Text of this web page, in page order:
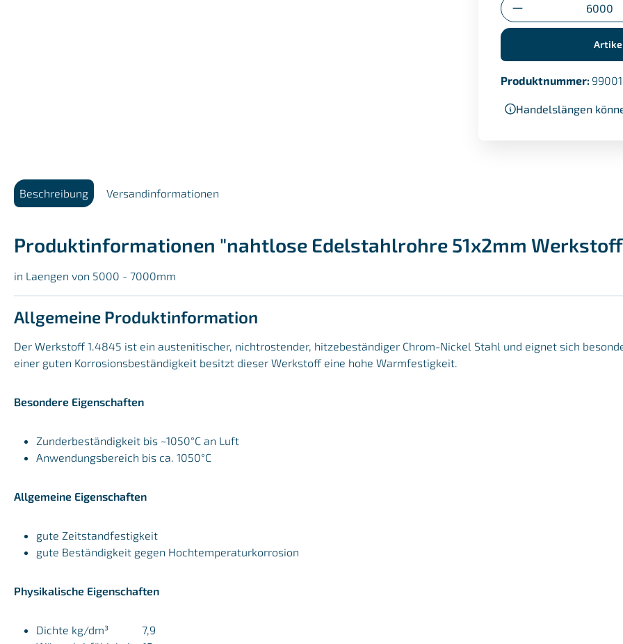
Anzahl
Produktnummer:
Handelslängen
Beschreibung Versandinformationen
Produktinformationen "nahtlose Edelstahlrohre 51x2mm Werkstoff
in Laengen von 5000 - 7000mm
Allgemeine Produktinformation
Der Werkstoff 1.4845 ist ein austenitischer, nichtrostender, hitzebeständiger Chrom-Nickel Stahl und eignet sich
einer guten Korrosionsbeständigkeit besitzt dieser Werkstoff eine hohe Warmfestigkeit.
Besondere Eigenschaften
Zunderbeständigkeit bis ~1050°C an Luft
Anwendungsbereich bis ca. 1050°C
Allgemeine Eigenschaften
gute Zeitstandfestigkeit
gute Beständigkeit gegen Hochtemperaturkorrosion
Physikalische Eigenschaften
Dichte kg/dm³ 7,9